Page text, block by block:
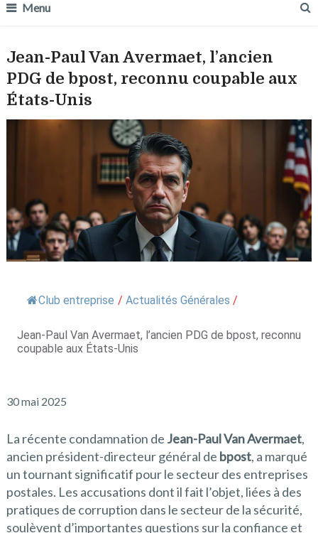
Menu
Jean-Paul Van Avermaet, l’ancien
PDG de bpost, reconnu coupable aux
États-Unis
Club entreprise / Actualités Générales /
Jean-Paul Van Avermaet, l’ancien PDG de bpost, reconnu
coupable aux États-Unis
30 mai 2025
La récente condamnation de Jean-Paul Van Avermaet,
ancien président-directeur général de bpost, a marqué
un tournant significatif pour le secteur des entreprises
postales. Les accusations dont il fait l’objet, liées à des
pratiques de corruption dans le secteur de la sécurité,
soulèvent d’importantes questions sur la confiance et